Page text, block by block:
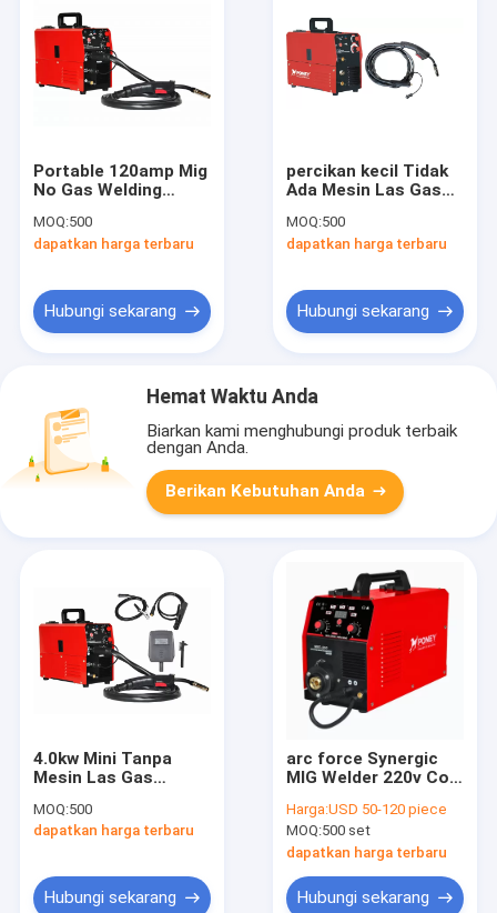
Portable 120amp Mig
No Gas Welding
Perlindungan Termal
Arc Force
MOQ:500
dapatkan harga terbaru
Hubungi sekarang
percikan kecil Tidak
Ada Mesin Las Gas
4.0kva Kapasitas
input
MOQ:500
dapatkan harga terbaru
Hubungi sekarang
Hemat Waktu Anda
Biarkan kami menghubungi produk terbaik
dengan Anda.
Berikan Kebutuhan Anda
4.0kw Mini Tanpa
Mesin Las Gas
Inverter
MOQ:500
dapatkan harga terbaru
Hubungi sekarang
arc force Synergic
MIG Welder 220v Co2
4.5kva-7.5kva
Harga:USD 50-120 piece
MOQ:500 set
dapatkan harga terbaru
Hubungi sekarang